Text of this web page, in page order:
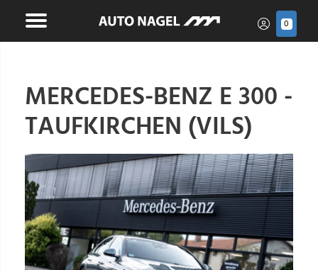
0
MERCEDES-BENZ E 300 -
TAUFKIRCHEN (VILS)